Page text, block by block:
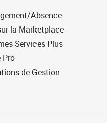
Absence
la Marketplace
Services Plus
Pro
de Gestion